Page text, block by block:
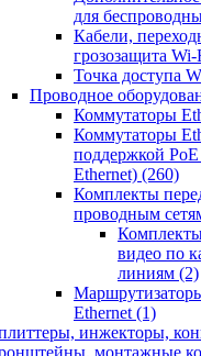
для
Кабели,
грозозащита Wi-
Точка доступа
Проводное
Коммутаторы
Коммутаторы
поддержкой
Ethernet) (260)
Комплекты
проводным
видео по
линиям (2)
Ethernet (1)
инжекторы,
монтажные